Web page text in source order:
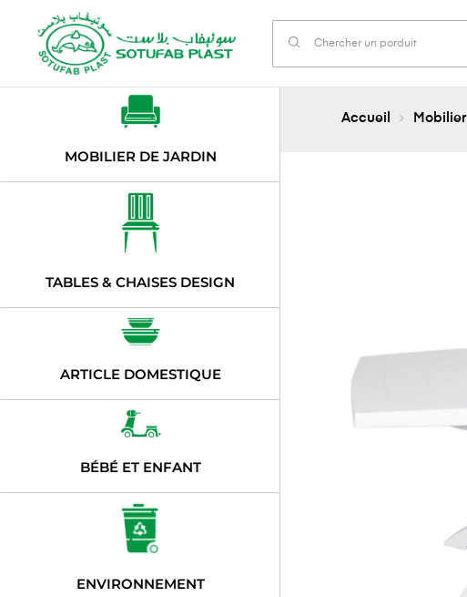
Accueil
MOBILIER DE JARDIN
TABLES & CHAISES DESIGN
ARTICLE DOMESTIQUE
BÉBÉ ET ENFANT
ENVIRONNEMENT